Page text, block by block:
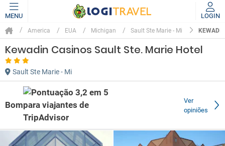
MENU LOGIN
America EUA Michigan Sault Ste Marie - Mi
Kewadin Casinos Sault Ste. Marie Hotel
Sault Ste Marie - Mi
Bom
Ver
opiniões